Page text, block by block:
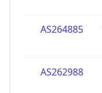
AS264885
AS262988